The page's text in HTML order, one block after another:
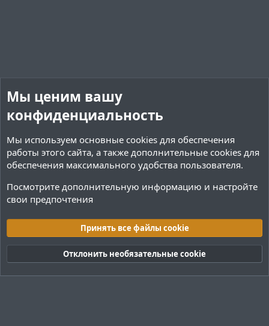
Cookies Тёмная (2020)
Русский (RU)
Обратная связь
Условия и правила
Политика конфиденциальности
Помощь
R
Мы ценим вашу
конфиденциальность
Мы используем основные cookies для обеспечения
работы этого сайта, а также дополнительные cookies для
обеспечения максимального удобства пользователя.
Посмотрите дополнительную информацию и настройте
свои предпочтения
Принять все файлы cookie
Отклонить необязательные cookie